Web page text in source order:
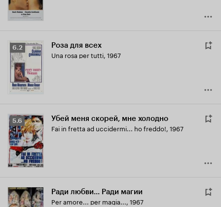
Рейтинг
Кинопоиска
6.2
6.2 Роза для всех
Una rosa per tutti, 1967
Рейтинг
Кинопоиска
5.6
5.6 Убей меня скорей, мне холодно
Fai in fretta ad uccidermi... ho freddo!, 1967
Ради любви... Ради магии
Per amore... per magia..., 1967